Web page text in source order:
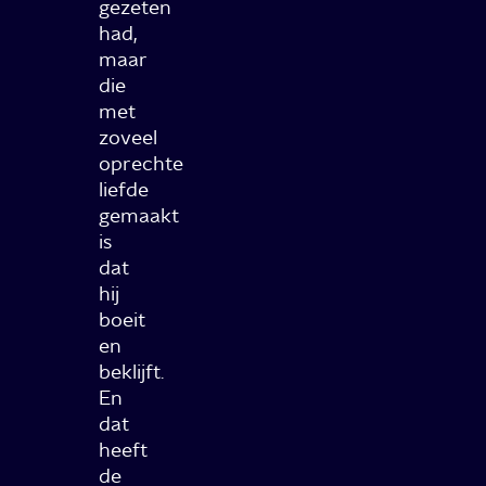
gezeten
had,
maar
die
met
zoveel
oprechte
liefde
gemaakt
is
dat
hij
boeit
en
beklijft.
En
dat
heeft
de